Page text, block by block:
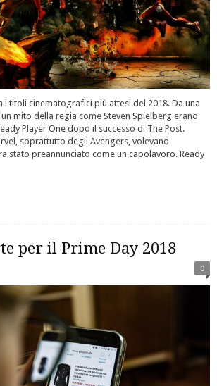
i titoli cinematografici più attesi del 2018. Da una
mito della regia come Steven Spielberg erano
Player One dopo il successo di The Post.
soprattutto degli Avengers, volevano
stato preannunciato come un capolavoro. Ready
per il Prime Day 2018
0